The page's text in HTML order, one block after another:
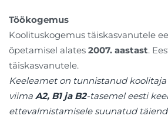
Töökogemus
Koolituskogemus täiskasvanutele
õpetamisel alates 2007. aastast.
täiskasvanutele.
Keeleamet on tunnistanud koolitaja
viima A2, B1 ja B2-tasemel eesti
ettevalmistamisele suunatud